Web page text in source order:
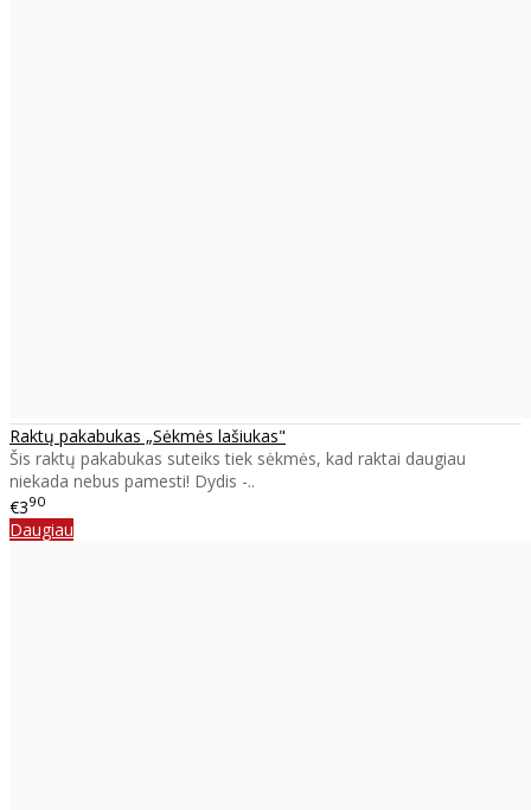
Raktų pakabukas „Sėkmės lašiukas"
Šis raktų pakabukas suteiks tiek sėkmės, kad raktai daugiau
niekada nebus pamesti! Dydis -..
€390
Daugiau